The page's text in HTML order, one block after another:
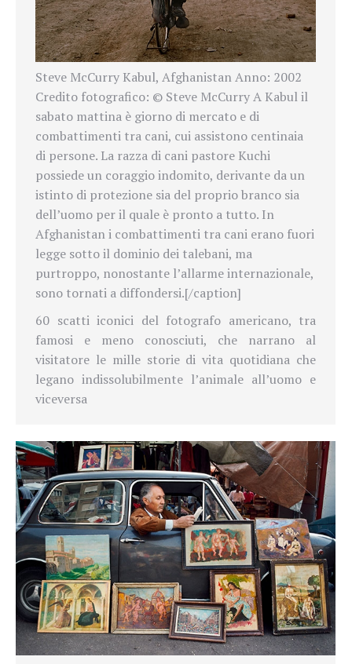
Steve McCurry Kabul, Afghanistan Anno: 2002
Credito fotografico: © Steve McCurry A Kabul il
sabato mattina è giorno di mercato e di
combattimenti tra cani, cui assistono centinaia
di persone. La razza di cani pastore Kuchi
possiede un coraggio indomito, derivante da un
istinto di protezione sia del proprio branco sia
dell’uomo per il quale è pronto a tutto. In
Afghanistan i combattimenti tra cani erano fuori
legge sotto il dominio dei talebani, ma
purtroppo, nonostante l’allarme internazionale,
sono tornati a diffondersi.[/caption]
60 scatti iconici del fotografo americano, tra
famosi e meno conosciuti, che narrano al
visitatore le mille storie di vita quotidiana che
legano indissolubilmente l’animale all’uomo e
viceversa